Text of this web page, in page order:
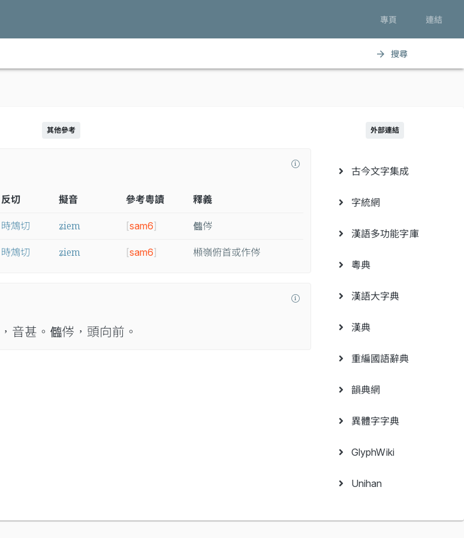
專頁 連結
arrow_forward 搜尋
其他參考
反切 擬音 參考粵讀 釋義
時鴆切 ʑiem [sam6] 𠐼侺
時鴆切 ʑiem [sam6] 䫐嶺俯首或作侺
，音甚。𠐼侺，頭向前。
外部連結
古今文字集成
字統網
漢語多功能字庫
粵典
漢語大字典
漢典
重編國語辭典
韻典網
異體字字典
GlyphWiki
Unihan